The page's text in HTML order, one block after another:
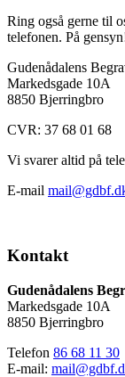
Ring også gerne til
telefonen. På
Gudenådalens
Markedsgade 10A
8850 Bjerringbro
CVR: 37 68 01 68
Vi svarer altid på
E-mail
Kontakt
Gudenådalens
Markedsgade 10A
8850 Bjerringbro
Telefon 86 68 11 30
E-mail: